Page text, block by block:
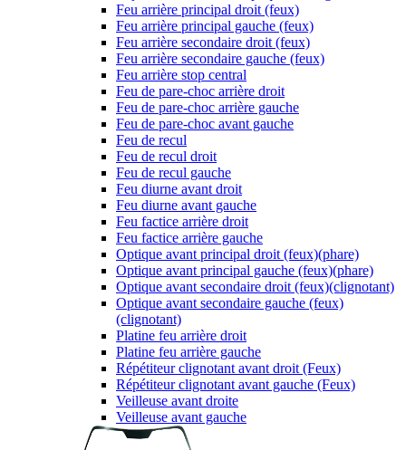
Feu arrière principal droit (feux)
Feu arrière principal gauche (feux)
Feu arrière secondaire droit (feux)
Feu arrière secondaire gauche (feux)
Feu arrière stop central
Feu de pare-choc arrière droit
Feu de pare-choc arrière gauche
Feu de pare-choc avant gauche
Feu de recul
Feu de recul droit
Feu de recul gauche
Feu diurne avant droit
Feu diurne avant gauche
Feu factice arrière droit
Feu factice arrière gauche
Optique avant principal droit (feux)(phare)
Optique avant principal gauche (feux)(phare)
Optique avant secondaire droit (feux)(clignotant)
Optique avant secondaire gauche (feux)
(clignotant)
Platine feu arrière droit
Platine feu arrière gauche
Répétiteur clignotant avant droit (Feux)
Répétiteur clignotant avant gauche (Feux)
Veilleuse avant droite
Veilleuse avant gauche